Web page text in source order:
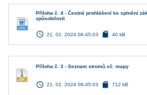
Příloha č. 4 - Čestné prohlášení ke splnění
způsobilosti
access_time 21. 02. 2024 06:45:03 sd_card 40 kB
Příloha č. 3 - Seznam stromů vč. mapy
access_time 21. 02. 2024 06:45:03 sd_card 712 kB